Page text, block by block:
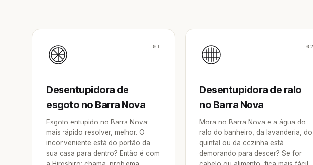
01
Desentupidora de
esgoto no Barra Nova
Esgoto entupido no Barra Nova:
mais rápido resolver, melhor. O
inconveniente está do portão da
sua casa para dentro? Então é com
02
Desentupidora de ralo
no Barra Nova
Mora no Barra Nova e a água do
ralo do banheiro, da lavanderia, do
quintal ou da cozinha está
demorando para descer? Se for